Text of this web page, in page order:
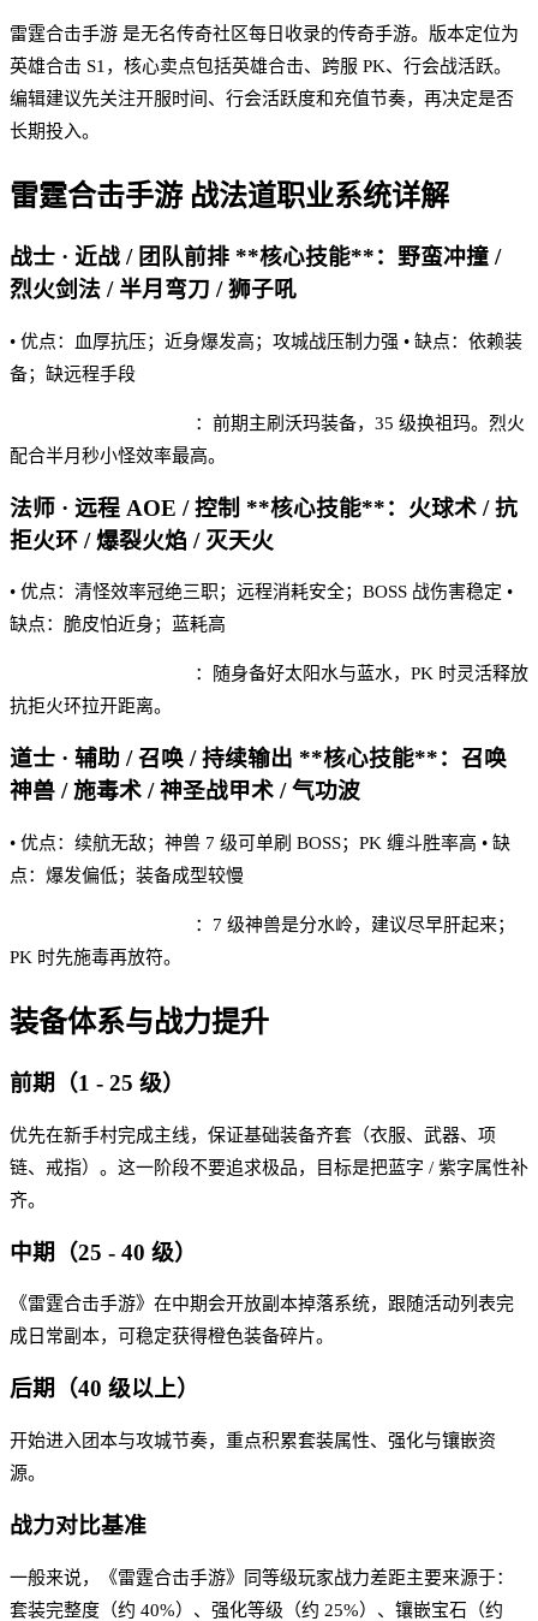
雷霆合击手游 是无名传奇社区每日收录的传奇手游。版本定位为
英雄合击 S1，核心卖点包括英雄合击、跨服 PK、行会战活跃。
编辑建议先关注开服时间、行会活跃度和充值节奏，再决定是否
长期投入。
雷霆合击手游 战法道职业系统详解
战士 · 近战 / 团队前排 **核心技能**：野蛮冲撞 /
烈火剑法 / 半月弯刀 / 狮子吼
• 优点：血厚抗压；近身爆发高；攻城战压制力强 • 缺点：依赖装
备；缺远程手段
：前期主刷沃玛装备，35 级换祖玛。烈火
配合半月秒小怪效率最高。
法师 · 远程 AOE / 控制 **核心技能**：火球术 / 抗
拒火环 / 爆裂火焰 / 灭天火
• 优点：清怪效率冠绝三职；远程消耗安全；BOSS 战伤害稳定 •
缺点：脆皮怕近身；蓝耗高
：随身备好太阳水与蓝水，PK 时灵活释放
抗拒火环拉开距离。
道士 · 辅助 / 召唤 / 持续输出 **核心技能**：召唤
神兽 / 施毒术 / 神圣战甲术 / 气功波
• 优点：续航无敌；神兽 7 级可单刷 BOSS；PK 缠斗胜率高 • 缺
点：爆发偏低；装备成型较慢
：7 级神兽是分水岭，建议尽早肝起来；
PK 时先施毒再放符。
装备体系与战力提升
前期（1 - 25 级）
优先在新手村完成主线，保证基础装备齐套（衣服、武器、项
链、戒指）。这一阶段不要追求极品，目标是把蓝字 / 紫字属性补
齐。
中期（25 - 40 级）
《雷霆合击手游》在中期会开放副本掉落系统，跟随活动列表完
成日常副本，可稳定获得橙色装备碎片。
后期（40 级以上）
开始进入团本与攻城节奏，重点积累套装属性、强化与镶嵌资
源。
战力对比基准
一般来说，《雷霆合击手游》同等级玩家战力差距主要来源于：
套装完整度（约 40%）、强化等级（约 25%）、镶嵌宝石（约